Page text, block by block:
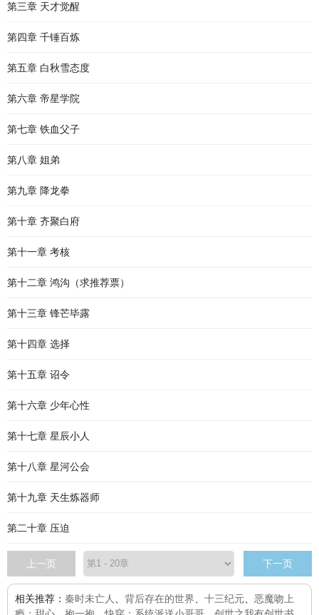
第三章 天才觉醒
第四章 千锤百炼
第五章 白秋雪态度
第六章 帝星学院
第七章 铁血父子
第八章 姐弟
第九章 降龙拳
第十章 齐聚白府
第十一章 考核
第十二章 鸿沟（求推荐票）
第十三章 锋芒毕露
第十四章 选择
第十五章 诏令
第十六章 少年心性
第十七章 星辰小人
第十八章 星河公会
第十九章 天生炼器师
第二十章 压迫
上一页 下一页
相关推荐： 秦时未亡人 背后存在的世界 十三纪元
恶魔吻上